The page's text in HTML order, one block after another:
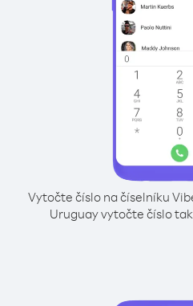
Vytočte číslo na číselníku
Uruguay vytočte číslo